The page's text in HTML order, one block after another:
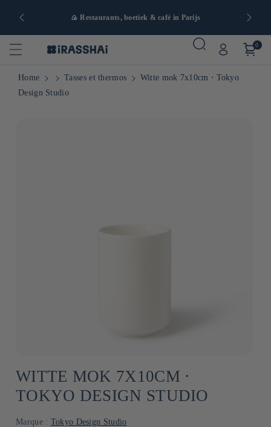
🍙 Restaurants, boetiek & café in Parijs
0
Home Tasses et thermos
Witte mok 7x10cm ⋅ Tokyo
Design Studio
WITTE MOK 7X10CM ⋅
TOKYO DESIGN STUDIO
Marque : Tokyo Design Studio